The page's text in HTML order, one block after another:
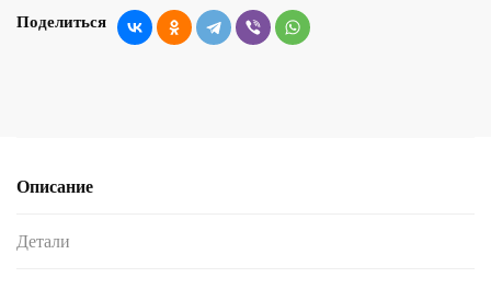
Поделиться
Описание
Детали